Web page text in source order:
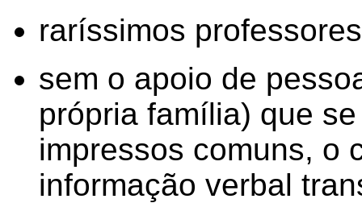
raríssimos
sem o apoio de
própria família) que
impressos comuns, o
informação verbal